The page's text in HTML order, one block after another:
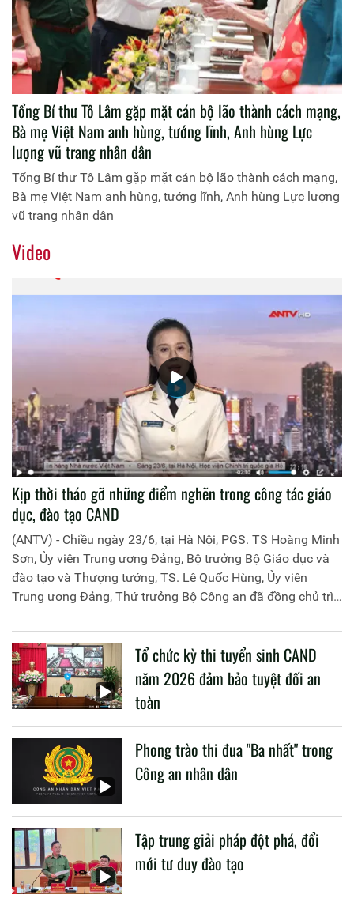
Tổng Bí thư Tô Lâm gặp mặt cán bộ lão thành cách mạng,
Bà mẹ Việt Nam anh hùng, tướng lĩnh, Anh hùng Lực
lượng vũ trang nhân dân
Tổng Bí thư Tô Lâm gặp mặt cán bộ lão thành cách mạng,
Bà mẹ Việt Nam anh hùng, tướng lĩnh, Anh hùng Lực lượng
vũ trang nhân dân
Video
Kịp thời tháo gỡ những điểm nghẽn trong công tác giáo
dục, đào tạo CAND
(ANTV) - Chiều ngày 23/6, tại Hà Nội, PGS. TS Hoàng Minh
Sơn, Ủy viên Trung ương Đảng, Bộ trưởng Bộ Giáo dục và
đào tạo và Thượng tướng, TS. Lê Quốc Hùng, Ủy viên
Trung ương Đảng, Thứ trưởng Bộ Công an đã đồng chủ trì
liên quan đến công tác giáo dục và đào tạo của lực lượng
CAND.
Tổ chức kỳ thi tuyển sinh CAND
năm 2026 đảm bảo tuyệt đối an
toàn
Phong trào thi đua "Ba nhất" trong
Công an nhân dân
Tập trung giải pháp đột phá, đổi
mới tư duy đào tạo